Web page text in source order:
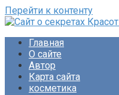
Перейти к контенту
Раскройте тайны ухода
медицины. Советы по
счастья. Будьте
Главная
О сайте
Автор
Карта сайта
косметика